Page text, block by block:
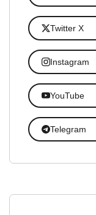
Twitter X
Instagram
YouTube
Telegram